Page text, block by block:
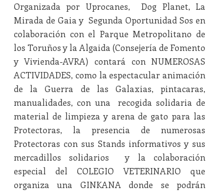
Organizada por Uprocanes, Dog Planet, La
Mirada de Gaia y Segunda Oportunidad Sos en
colaboración con el Parque Metropolitano de
los Toruños y la Algaida (Consejería de Fomento
y Vivienda-AVRA) contará con NUMEROSAS
ACTIVIDADES, como la espectacular animación
de la Guerra de las Galaxias, pintacaras,
manualidades, con una recogida solidaria de
material de limpieza y arena de gato para las
Protectoras, la presencia de numerosas
Protectoras con sus Stands informativos y sus
mercadillos solidarios y la colaboración
especial del COLEGIO VETERINARIO que
organiza una GINKANA donde se podrán